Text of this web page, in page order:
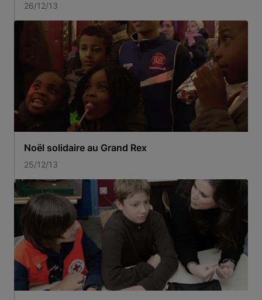
26/12/13
Noël solidaire au Grand Rex
25/12/13